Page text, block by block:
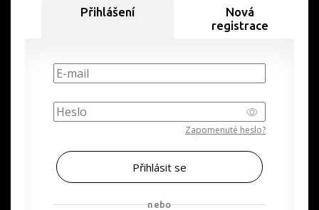
Přihlášení
Nová
registrace
Zapomenuté heslo?
nebo